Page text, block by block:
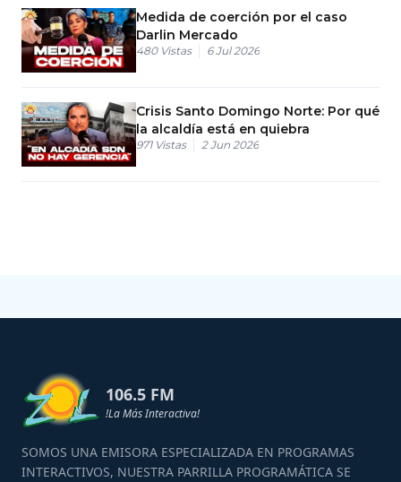
Medida de coerción por el caso
Darlin Mercado
480 Vistas 6 Jul 2026
Crisis Santo Domingo Norte: Por qué
la alcaldía está en quiebra
971 Vistas 2 Jun 2026
106.5 FM
!La Más Interactiva!
SOMOS UNA EMISORA ESPECIALIZADA EN PROGRAMAS
INTERACTIVOS, NUESTRA PARRILLA PROGRAMÁTICA SE